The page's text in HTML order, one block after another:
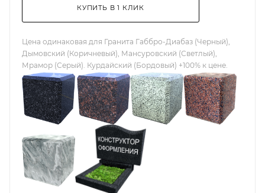
КУПИТЬ В 1 КЛИК
Цена одинаковая для Гранита Габбро-Диабаз (Черный),
Дымовский (Коричневый), Мансуровский (Светлый),
Мрамор (Серый). Курдайский (Бордовый) +100% к цене.